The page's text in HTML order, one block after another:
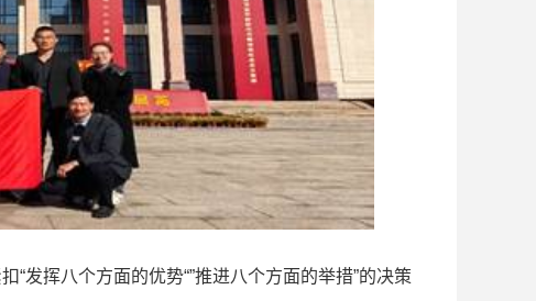
发挥八个方面的优势“”推进八个方面的举措”的决策